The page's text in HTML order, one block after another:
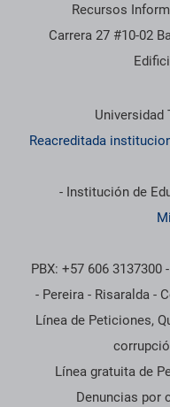
Recursos
Carrera 27 #10-02
Información
Universidad
Reacreditada
- Institución de
PBX: +57 606
- Pereira - Risaralda -
Línea de Peticiones,
Línea gratuita de
Denuncias por